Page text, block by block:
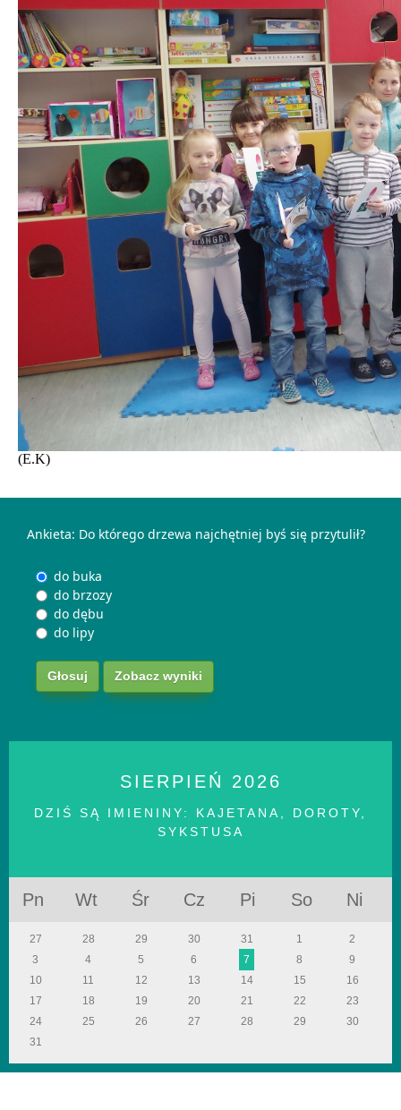
(E.K)
Ankieta: Do którego drzewa najchętniej byś się przytulił?
do buka
do brzozy
do dębu
do lipy
Zobacz wyniki
SIERPIEŃ 2026
DZIŚ SĄ IMIENINY: KAJETANA, DOROTY,
SYKSTUSA
Pn Wt Śr Cz Pi So Ni
27 28 29 30 31 1
2
3
4 5 6 7 8
9
10
11 12 13 14 15
16
17
18 19 20 21 22
23
24
25 26 27 28 29
30
31